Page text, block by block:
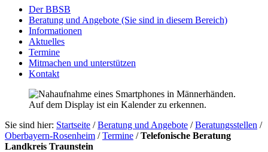
Der BBSB
Beratung und Angebote (Sie sind in diesem Bereich)
Informationen
Aktuelles
Termine
Mitmachen und unterstützen
Kontakt
Sie sind hier: Startseite /Beratung und Angebote /Beratungsstellen /
Oberbayern-Rosenheim /Termine /Telefonische Beratung
Landkreis Traunstein